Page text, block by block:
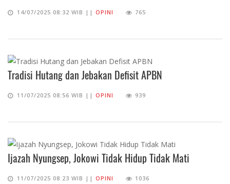
14/07/2025 08:32 WIB || OPINI 765
Tradisi Hutang dan Jebakan Defisit APBN
11/07/2025 08:56 WIB || OPINI 939
Ijazah Nyungsep, Jokowi Tidak Hidup Tidak Mati
11/07/2025 08:23 WIB || OPINI 1036